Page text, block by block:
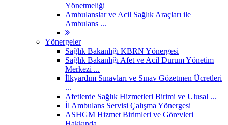
Yönetmeliği
Ambulanslar ve Acil Sağlık Araçları ile
Ambulans ...
Yönergeler
Sağlık Bakanlığı KBRN Yönergesi
Sağlık Bakanlığı Afet ve Acil Durum Yönetim
Merkezi ...
İlkyardım Sınavları ve Sınav Gözetmen Ücretleri
...
Afetlerde Sağlık Hizmetleri Birimi ve Ulusal ...
İl Ambulans Servisi Çalışma Yönergesi
ASHGM Hizmet Birimleri ve Görevleri